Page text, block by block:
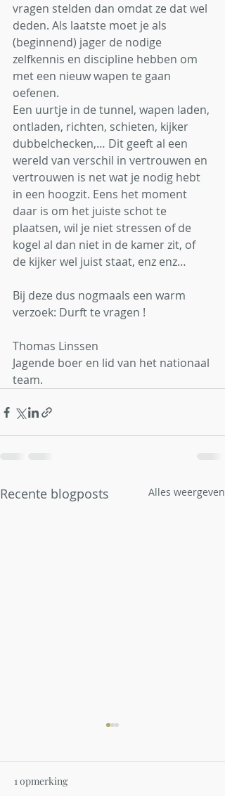
vragen stelden dan omdat ze dat wel
deden. Als laatste moet je als
(beginnend) jager de nodige
zelfkennis en discipline hebben om
met een nieuw wapen te gaan
oefenen.
Een uurtje in de tunnel, wapen laden,
ontladen, richten, schieten, kijker
dubbelchecken,… Dit geeft al een
wereld van verschil in vertrouwen en
vertrouwen is net wat je nodig hebt
in een hoogzit. Eens het moment
daar is om het juiste schot te
plaatsen, wil je niet stressen of de
kogel al dan niet in de kamer zit, of
de kijker wel juist staat, enz enz…
Bij deze dus nogmaals een warm
verzoek: Durft te vragen !
Thomas Linssen
Jagende boer en lid van het nationaal
team.
Recente blogposts Alles weergeven
1 opmerking